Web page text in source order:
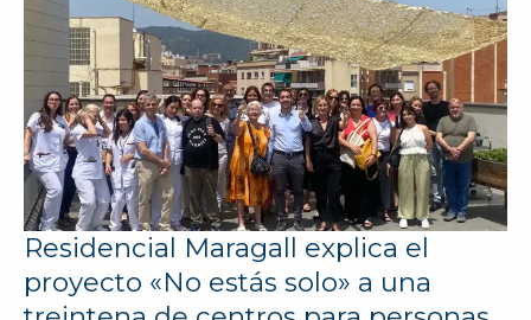
Residencial Maragall explica el
proyecto «No estás solo» a una